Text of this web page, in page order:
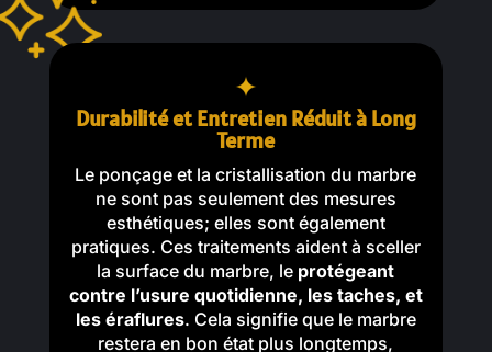
Durabilité et Entretien Réduit à Long
Terme
Le ponçage et la cristallisation du marbre
ne sont pas seulement des mesures
esthétiques; elles sont également
pratiques. Ces traitements aident à sceller
la surface du marbre, le protégeant
contre l’usure quotidienne, les taches, et
les éraflures. Cela signifie que le marbre
restera en bon état plus longtemps,